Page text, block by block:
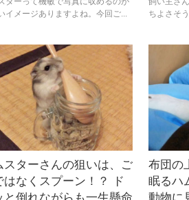
イメージありますよね。今回ご...
ちよさそ
スターさんの狙いは、ご
はなくスプーン！？ ド
と倒れながらも一生懸命
布団の
眠るハ
動物に